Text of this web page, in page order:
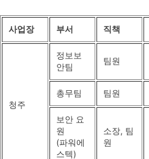
사업장 부서 직책
청주
정보보
안팀
팀원
총무팀 팀원
보안 요
원
(파워에
스텍)
소장, 팀
원